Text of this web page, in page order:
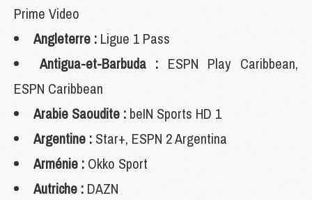
Prime Video
Angleterre : Ligue 1 Pass
Antigua-et-Barbuda : ESPN Play Caribbean,
ESPN Caribbean
Arabie Saoudite : beIN Sports HD 1
Argentine : Star+, ESPN 2 Argentina
Arménie : Okko Sport
Autriche : DAZN